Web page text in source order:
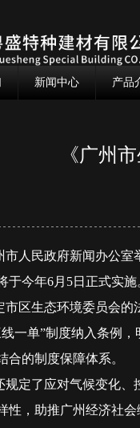
新闻中心 产品
《广州
人民政府新闻办公室
于今年6月5日正式实施
区生态环境委员会的
一单”制度纳入条例
合的制度保障体系。
定了应对气候变化、
性，助推广州经济社会